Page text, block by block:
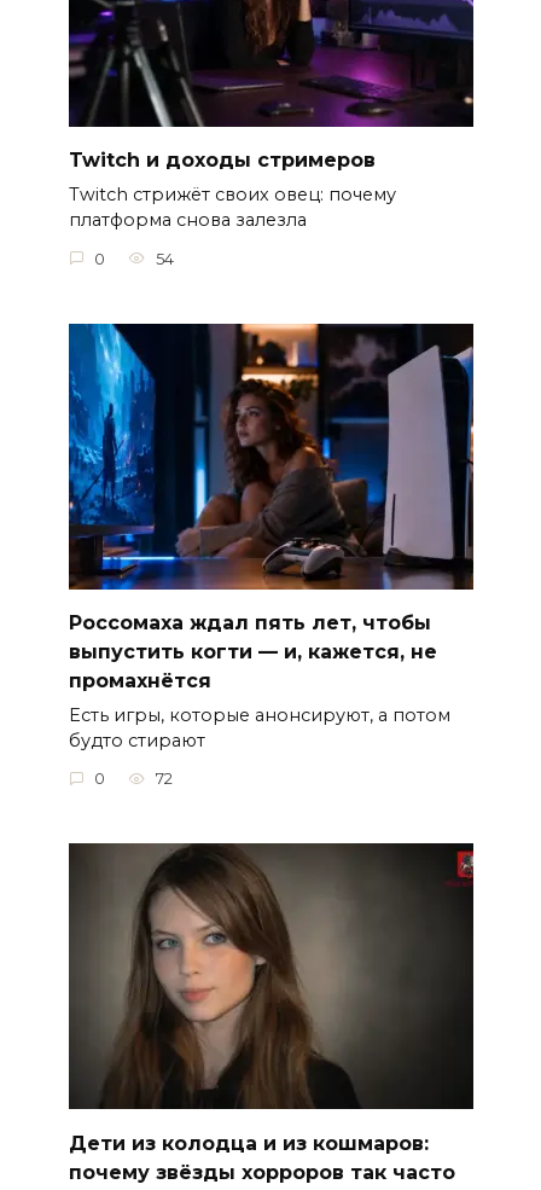
Twitch и доходы стримеров
Twitch стрижёт своих овец: почему
платформа снова залезла
0 54
Россомаха ждал пять лет, чтобы
выпустить когти — и, кажется, не
промахнётся
Есть игры, которые анонсируют, а потом
будто стирают
0 72
Дети из колодца и из кошмаров:
почему звёзды хорроров так часто